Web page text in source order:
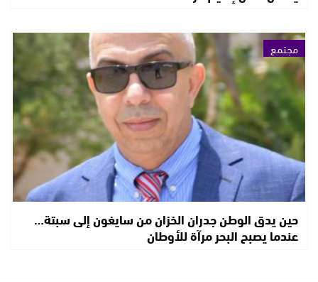
مجتمع
حين يدق الوطن جدران الخزان من سايغون إلى سبتة…
عندما يصبح البحر مرآة للأوطان